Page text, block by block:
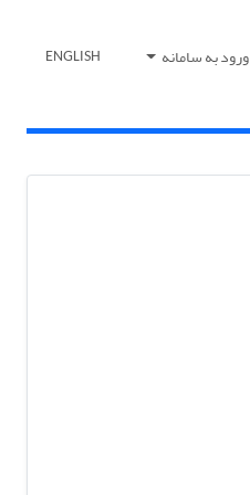
ورود به سامانه ENGLISH